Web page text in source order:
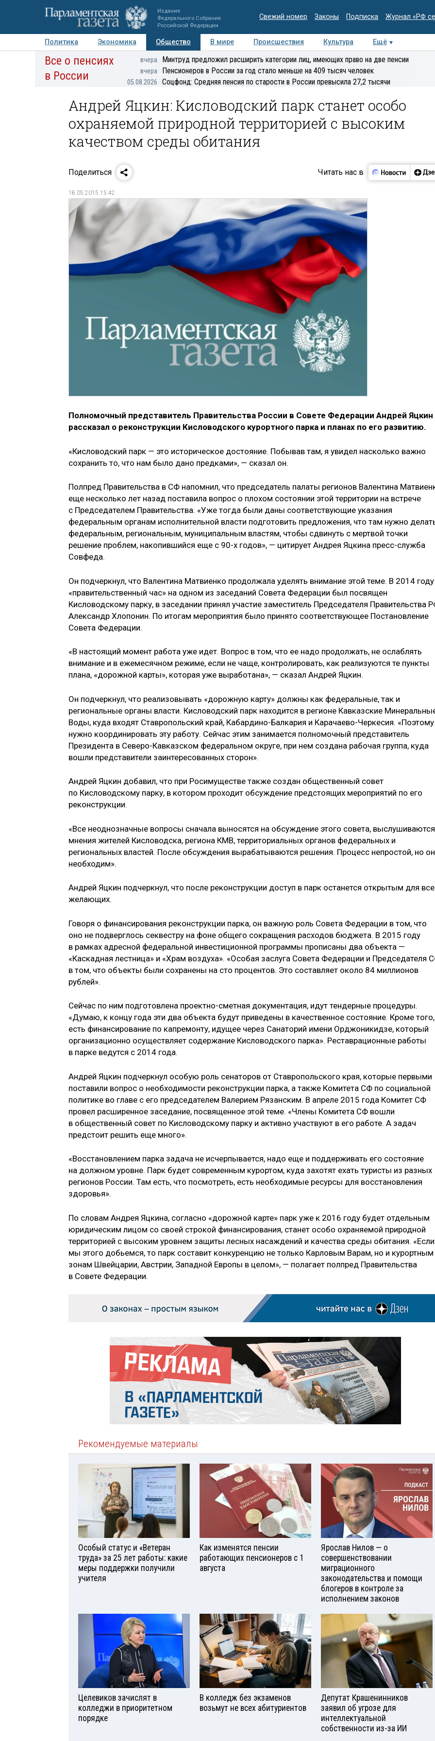
Издание
Федерального Собрания
Российской Федерации
Свежий номер Законы Подписка Журнал «РФ
Политика Экономика Общество В мире Происшествия Культура
Ещё
Авторы Персоны Мнения Регионы Медиацентр Интервью Колумнисты
Все о пенсиях
в России
вчера Минтруд предложил расширить категории лиц, имеющих право на две пенсии
вчера Пенсионеров в России за год стало меньше на 409 тысяч человек
05.08.2026 Соцфонд: Средняя пенсия по старости в России превысила 27,2 тысячи
Андрей Яцкин: Кисловодский парк станет особо
охраняемой природной территорией с высоким
качеством среды обитания
Поделиться Читать нас в
18.05.2015 15:42
Полномочный представитель Правительства России в Совете Федерации Андрей Яцкин
рассказал о реконструкции Кисловодского курортного парка и планах по его развитию.
«Кисловодский парк — это историческое достояние. Побывав там, я увидел насколько важно
сохранить то, что нам было дано предками», — сказал он.
Полпред Правительства в СФ напомнил, что председатель палаты регионов Валентина
еще несколько лет назад поставила вопрос о плохом состоянии этой территории на встрече
с Председателем Правительства. «Уже тогда были даны соответствующие указания
федеральным органам исполнительной власти подготовить предложения, что там нужно
федеральным, региональным, муниципальным властям, чтобы сдвинуть с мертвой точки
решение проблем, накопившийся еще с 90-х годов», — цитирует Андрея Яцкина пресс-служба
Совфеда.
Он подчеркнул, что Валентина Матвиенко продолжала уделять внимание этой теме. В 2014 году
«правительственный час» на одном из заседаний Совета Федерации был посвящен
Кисловодскому парку, в заседании принял участие заместитель Председателя Правительства
Александр Хлопонин. По итогам мероприятия было принято соответствующее Постановление
Совета Федерации.
«В настоящий момент работа уже идет. Вопрос в том, что ее надо продолжать, не ослаблять
внимание и в ежемесячном режиме, если не чаще, контролировать, как реализуются те пункты
плана, «дорожной карты», которая уже выработана», — сказал Андрей Яцкин.
Он подчеркнул, что реализовывать «дорожную карту» должны как федеральные, так и
региональные органы власти. Кисловодский парк находится в регионе Кавказские
Воды, куда входят Ставропольский край, Кабардино-Балкария и Карачаево-Черкесия. «Поэтому
нужно координировать эту работу. Сейчас этим занимается полномочный представитель
Президента в Северо-Кавказском федеральном округе, при нем создана рабочая группа, куда
вошли представители заинтересованных сторон».
Андрей Яцкин добавил, что при Росимуществе также создан общественный совет
по Кисловодскому парку, в котором проходит обсуждение предстоящих мероприятий по его
реконструкции.
«Все неоднозначные вопросы сначала выносятся на обсуждение этого совета, выслушиваются
мнения жителей Кисловодска, региона КМВ, территориальных органов федеральных и
региональных властей. После обсуждения вырабатываются решения. Процесс непростой, но он
необходим».
Андрей Яцкин подчеркнул, что после реконструкции доступ в парк останется открытым для
желающих.
Говоря о финансирования реконструкции парка, он важную роль Совета Федерации в том, что
оно не подверглось секвестру на фоне общего сокращения расходов бюджета. В 2015 году
в рамках адресной федеральной инвестиционной программы прописаны два объекта —
«Каскадная лестница» и «Храм воздуха». «Особая заслуга Совета Федерации и Председателя
в том, что объекты были сохранены на сто процентов. Это составляет около 84 миллионов
рублей».
Сейчас по ним подготовлена проектно-сметная документация, идут тендерные процедуры.
«Думаю, к концу года эти два объекта будут приведены в качественное состояние. Кроме того,
есть финансирование по капремонту, идущее через Санаторий имени Орджоникидзе, который
организационно осуществляет содержание Кисловодского парка». Реставрационные работы
в парке ведутся с 2014 года.
Андрей Яцкин подчеркнул особую роль сенаторов от Ставропольского края, которые первыми
поставили вопрос о необходимости реконструкции парка, а также Комитета СФ по социальной
политике во главе с его председателем Валерием Рязанским. В апреле 2015 года Комитет СФ
провел расширенное заседание, посвященное этой теме. «Члены Комитета СФ вошли
в общественный совет по Кисловодскому парку и активно участвуют в его работе. А задач
предстоит решить еще много».
«Восстановлением парка задача не исчерпывается, надо еще и поддерживать его состояние
на должном уровне. Парк будет современным курортом, куда захотят ехать туристы из разных
регионов России. Там есть, что посмотреть, есть необходимые ресурсы для восстановления
здоровья».
По словам Андрея Яцкина, согласно «дорожной карте» парк уже к 2016 году будет отдельным
юридическим лицом со своей строкой финансирования, станет особо охраняемой природной
территорией с высоким уровнем защиты лесных насаждений и качества среды обитания. «Если
мы этого добьемся, то парк составит конкуренцию не только Карловым Варам, но и курортным
зонам Швейцарии, Австрии, Западной Европы в целом», — полагает полпред Правительства
в Совете Федерации.
Рекомендуемые материалы
Особый статус и «Ветеран
труда» за 25 лет работы: какие
меры поддержки получили
учителя
Как изменятся пенсии
работающих пенсионеров с 1
августа
Ярослав Нилов — о
совершенствовании
миграционного
законодательства и помощи
блогеров в контроле за
исполнением законов
Целевиков зачислят в
колледжи в приоритетном
порядке
В колледж без экзаменов
возьмут не всех абитуриентов
Депутат Крашенинников
заявил об угрозе для
интеллектуальной
собственности из-за ИИ